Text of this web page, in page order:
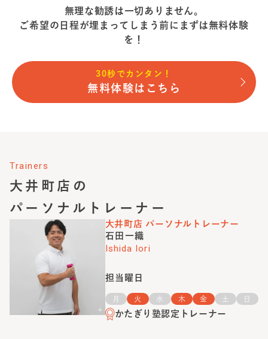
無理な勧誘は一切ありません。
ご希望の日程が埋まってしまう前に まずは無料体験
を！
30秒でカンタン！
無料体験はこちら
大井町店 の
パーソナルトレーナー
Trainers
大井町店 パーソナルトレーナー
石田一織
Ishida Iori
担当曜日
月 火 水 木 金 土 日
かたぎり塾認定トレーナー